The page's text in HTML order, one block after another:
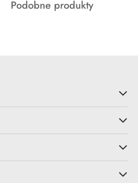
Produkty
Podobne produkty